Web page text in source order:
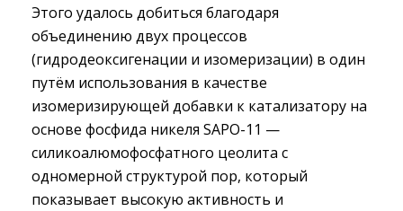
Этого удалось добиться благодаря
объединению двух процессов
(гидродеоксигенации и изомеризации) в один
путём использования в качестве
изомеризирующей добавки к катализатору на
основе фосфида никеля SAPO-11 —
силикоалюмофосфатного цеолита с
одномерной структурой пор, который
показывает высокую активность и